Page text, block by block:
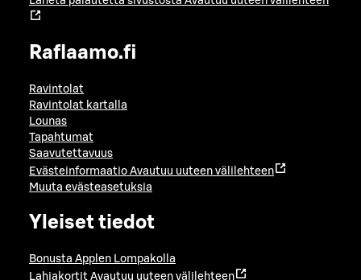
Raflaamo.fi
Ravintolat
Ravintolat kartalla
Lounas
Tapahtumat
Saavutettavuus
Evästeinformaatio Avautuu uuteen välilehteen
Muuta evästeasetuksia
Yleiset tiedot
Bonusta Applen Lompakolla
Lahjakortit Avautuu uuteen välilehteen